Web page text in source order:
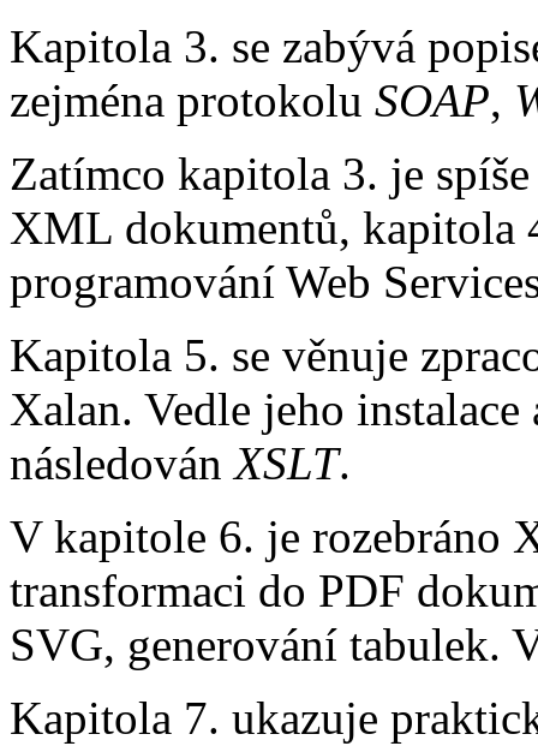
Kapitola 3. se zabývá
zejména protokolu SOAP,
Zatímco kapitola 3. je
XML dokumentů, kapitola
programování Web
Kapitola 5. se věnuje
Xalan. Vedle jeho
následován XSLT.
V kapitole 6. je rozebráno
transformaci do PDF
SVG, generování tabulek.
Kapitola 7. ukazuje